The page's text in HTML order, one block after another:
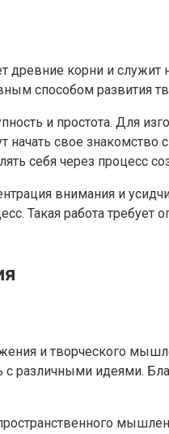
древние корни и
способом развития
и простота. Для
начать свое
себя через процесс
внимания и
Такая работа требует
и творческого
различными идеями.